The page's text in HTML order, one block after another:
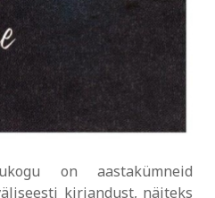
on aastakümneid
kirjandust, näiteks